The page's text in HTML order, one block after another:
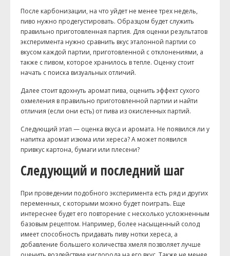
После карбонизации, на что уйдет не менее трех недель,
пиво нужно продегустировать. Образцом будет служить
правильно приготовленная партия. Для оценки результатов
эксперимента нужно сравнить вкус эталонной партии со
вкусом каждой партии, приготовленной с отклонениями, а
также с пивом, которое хранилось в тепле. Оценку стоит
начать с поиска визуальных отличий.
Далее стоит вдохнуть аромат пива, оценить эффект сухого
охмеления в правильно приготовленной партии и найти
отличия (если они есть) от пива из окисленных партий.
Следующий этап — оценка вкуса и аромата. Не появился ли у
напитка аромат изюма или хереса? А может появился
привкус картона, бумаги или плесени?
Следующий и последний шаг
При проведении подобного эксперимента есть ряд и других
переменных, с которыми можно будет поиграть. Еще
интереснее будет его повторение с несколько усложненным
базовым рецептом. Например, более насыщенный солод
имеет способность придавать пиву нотки хереса, а
добавление большего количества хмеля позволяет лучше